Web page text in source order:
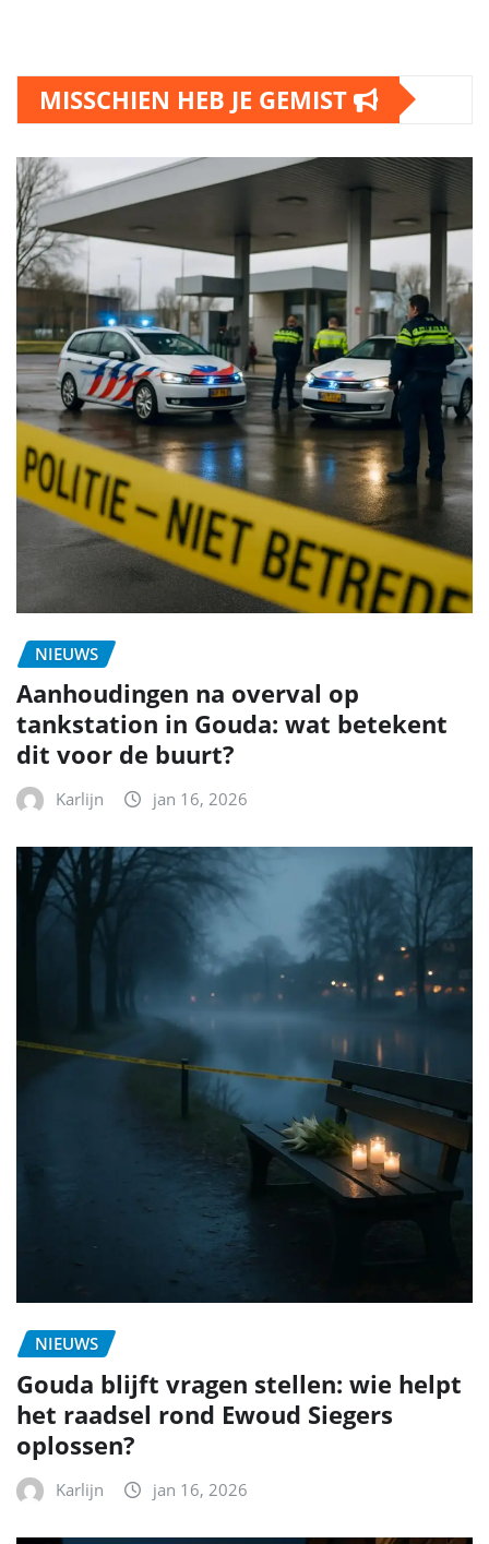
MISSCHIEN HEB JE GEMIST
NIEUWS
Aanhoudingen na overval op
tankstation in Gouda: wat betekent
dit voor de buurt?
Karlijn jan 16, 2026
NIEUWS
Gouda blijft vragen stellen: wie helpt
het raadsel rond Ewoud Siegers
oplossen?
Karlijn jan 16, 2026